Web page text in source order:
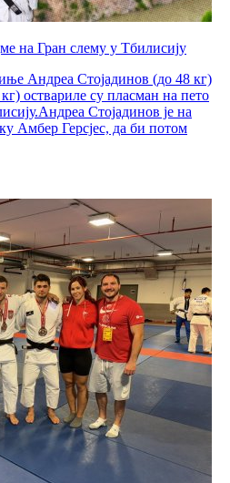
на Гран слему у Тбилисију
Андреа Стојадинов (до 48 кг)
оствариле су пласман на пето
Стојадинов је на
Амбер Герсјес, да би потом